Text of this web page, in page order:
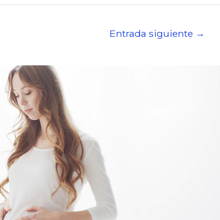
Entrada siguiente →